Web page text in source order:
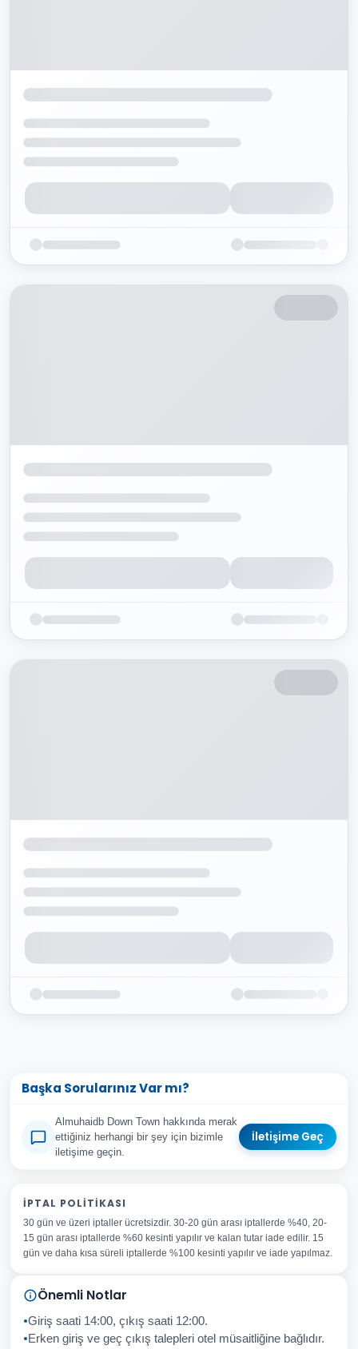
Başka Sorularınız Var mı?
Almuhaidb Down Town hakkında merak
ettiğiniz herhangi bir şey için bizimle
iletişime geçin.
İletişime Geç
Adınız Soyadınız
E-posta Adresiniz
Konu
Sorunuz
İPTAL POLITIKASI
30 gün ve üzeri iptaller ücretsizdir. 30-20 gün arası iptallerde %40, 20-
15 gün arası iptallerde %60 kesinti yapılır ve kalan tutar iade edilir. 15
gün ve daha kısa süreli iptallerde %100 kesinti yapılır ve iade yapılmaz.
Önemli Notlar
Giriş saati 14:00, çıkış saati 12:00.
Erken giriş ve geç çıkış talepleri otel müsaitliğine bağlıdır.